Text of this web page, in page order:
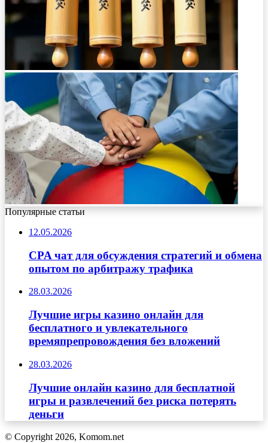
Популярные статьи
12.05.2026
CPA чат для обсуждения стратегий и обмена
опытом по арбитражу трафика
28.03.2026
Лучшие игры казино онлайн для
бесплатного и увлекательного
времяпрепровождения без вложений
28.03.2026
Лучшие онлайн казино для бесплатной
игры и развлечений без риска потерять
деньги
© Copyright 2026, Komom.net